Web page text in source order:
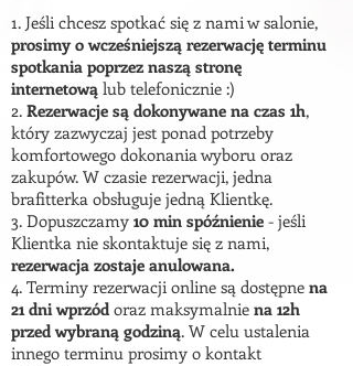
1. Jeśli chcesz spotkać się z nami w salonie,
prosimy o wcześniejszą rezerwację terminu
spotkania poprzez naszą stronę
internetową lub telefonicznie :)
2. Rezerwacje są dokonywane na czas 1h,
który zazwyczaj jest ponad potrzeby
komfortowego dokonania wyboru oraz
zakupów. W czasie rezerwacji, jedna
brafitterka obsługuje jedną Klientkę.
3. Dopuszczamy 10 min spóźnienie - jeśli
Klientka nie skontaktuje się z nami,
rezerwacja zostaje anulowana.
4. Terminy rezerwacji online są dostępne na
21 dni wprzód oraz maksymalnie na 12h
przed wybraną godziną. W celu ustalenia
innego terminu prosimy o kontakt